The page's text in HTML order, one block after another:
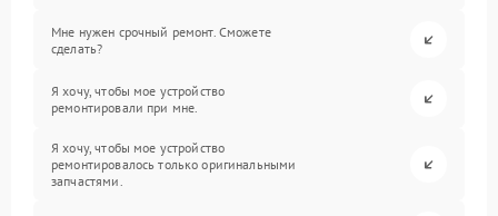
Мне нужен срочный ремонт. Сможете
сделать?
Я хочу, чтобы мое устройство
ремонтировали при мне.
Я хочу, чтобы мое устройство
ремонтировалось только оригинальными
запчастями.